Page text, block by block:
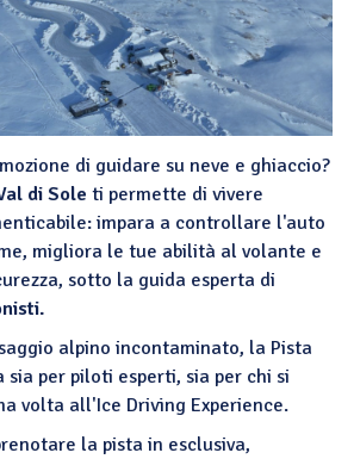
di guidare su neve e ghiaccio?
di Sole ti permette di vivere
impara a controllare l'auto
migliora le tue abilità al volante e
sotto la guida esperta di
alpino incontaminato, la Pista
sia per piloti esperti, sia per chi si
volta all'Ice Driving Experience.
la pista in esclusiva,